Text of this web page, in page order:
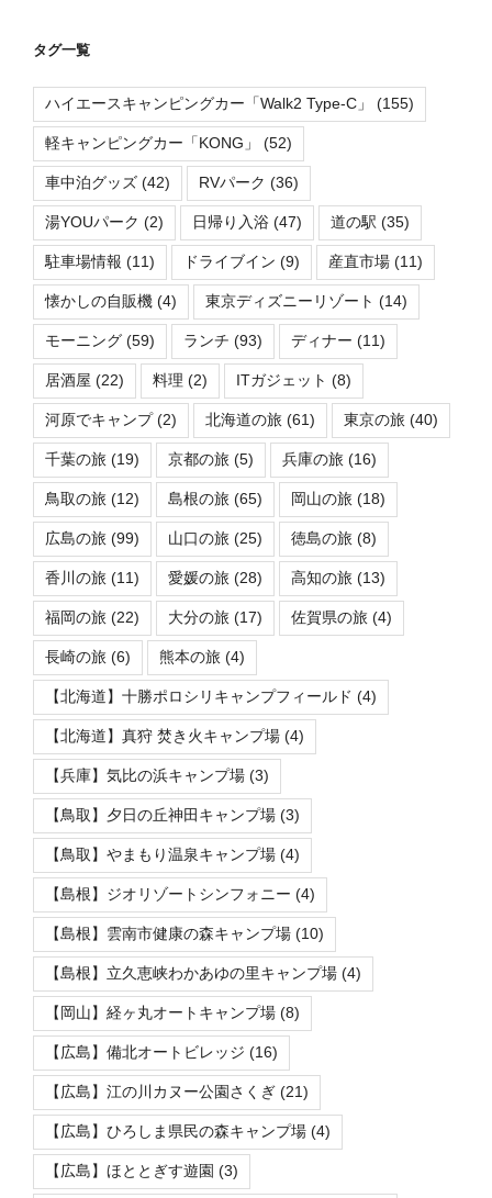
タグ一覧
ハイエースキャンピングカー「Walk2 Type-C」 (155)
軽キャンピングカー「KONG」 (52)
車中泊グッズ (42) RVパーク (36)
湯YOUパーク (2) 日帰り入浴 (47) 道の駅 (35)
駐車場情報 (11) ドライブイン (9) 産直市場 (11)
懐かしの自販機 (4) 東京ディズニーリゾート (14)
モーニング (59) ランチ (93) ディナー (11)
居酒屋 (22) 料理 (2) ITガジェット (8)
河原でキャンプ(2) 北海道の旅 (61) 東京の旅 (40)
千葉の旅 (19) 京都の旅 (5) 兵庫の旅 (16)
鳥取の旅 (12) 島根の旅 (65) 岡山の旅 (18)
広島の旅 (99) 山口の旅 (25) 徳島の旅 (8)
香川の旅 (11) 愛媛の旅 (28) 高知の旅 (13)
福岡の旅 (22) 大分の旅 (17) 佐賀県の旅 (4)
長崎の旅 (6) 熊本の旅 (4)
【北海道】十勝ポロシリキャンプフィールド (4)
【北海道】真狩 焚き火キャンプ場 (4)
【兵庫】気比の浜キャンプ場 (3)
【鳥取】夕日の丘神田キャンプ場 (3)
【鳥取】やまもり温泉キャンプ場 (4)
【島根】ジオリゾートシンフォニー (4)
【島根】雲南市健康の森キャンプ場 (10)
【島根】立久恵峡わかあゆの里キャンプ場 (4)
【岡山】経ヶ丸オートキャンプ場 (8)
【広島】備北オートビレッジ (16)
【広島】江の川カヌー公園さくぎ (21)
【広島】ひろしま県民の森キャンプ場 (4)
【広島】ほととぎす遊園 (3)